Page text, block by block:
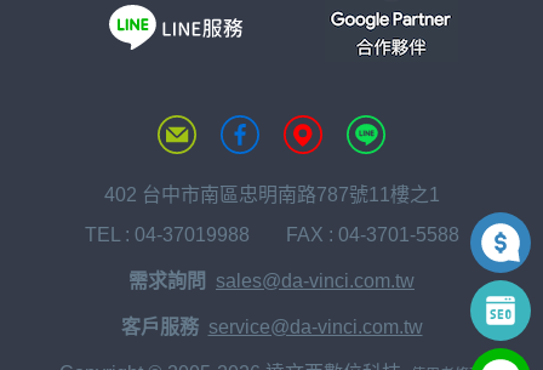
402 台中市南區忠明南路787號11樓之1
TEL : 04-37019988 FAX : 04-3701-5588
需求詢問 sales@da-vinci.com.tw
客戶服務 service@da-vinci.com.tw